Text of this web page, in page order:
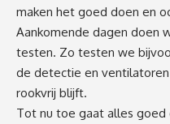
maken het goed doen en
Aankomende dagen doen
testen. Zo testen we
de detectie en
rookvrij blijft.
Tot nu toe gaat alles goed